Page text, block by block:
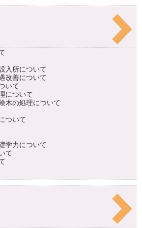
入所について
改善について
いて
について
の処理について
ついて
学力について
て